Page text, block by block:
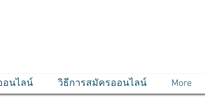
อนไลน์ วิธีการสมัครออนไลน์ More